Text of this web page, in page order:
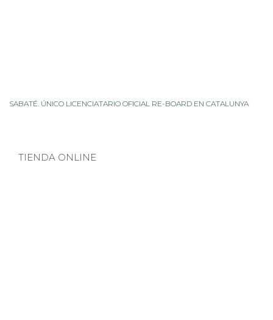
SABATÉ. ÚNICO LICENCIATARIO OFICIAL RE-BOARD EN CATALUNYA
TIENDA ONLINE